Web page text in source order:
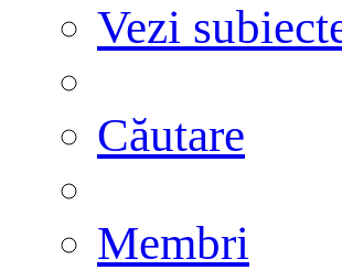
Vezi
Căutare
Membri